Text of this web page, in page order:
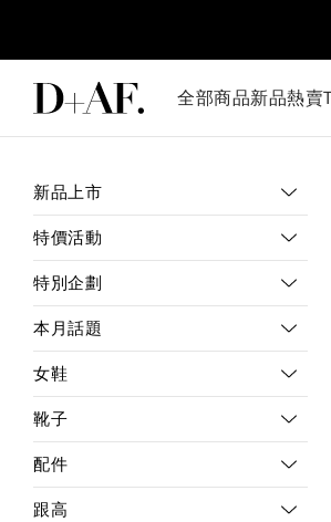
全部商品新品熱賣
新品上市
特價活動
特別企劃
本月話題
女鞋
靴子
配件
跟高